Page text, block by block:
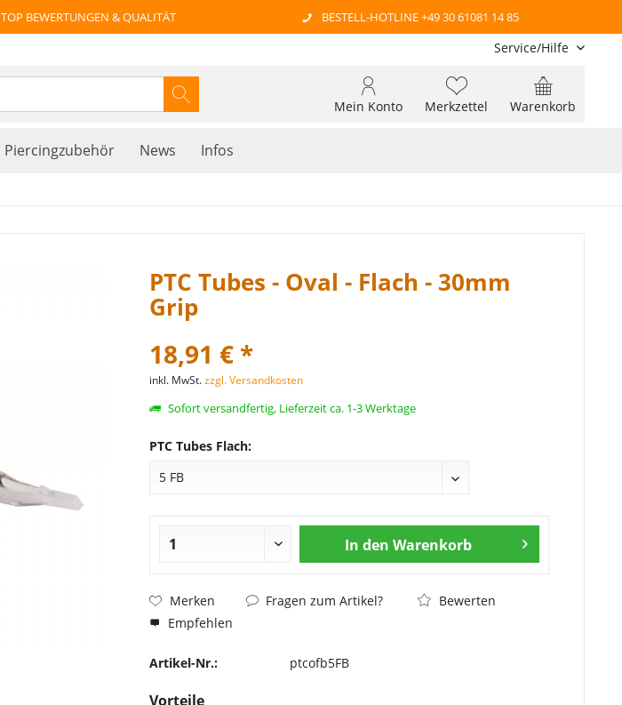
TOP BEWERTUNGEN & QUALITÄT BESTELL-HOTLINE +49 30 61081 14 85
Service/Hilfe
Warenkorb
Merkzettel
Mein Konto
Piercingzubehör News Infos
PTC Tubes - Oval - Flach - 30mm
Grip
18,91 € *
inkl. MwSt.zzgl. Versandkosten
Sofort versandfertig, Lieferzeit ca. 1-3 Werktage
PTC Tubes Flach:
In den Warenkorb
Merken Fragen zum Artikel?
Bewerten
Empfehlen
Artikel-Nr.: ptcofb5FB
Vorteile